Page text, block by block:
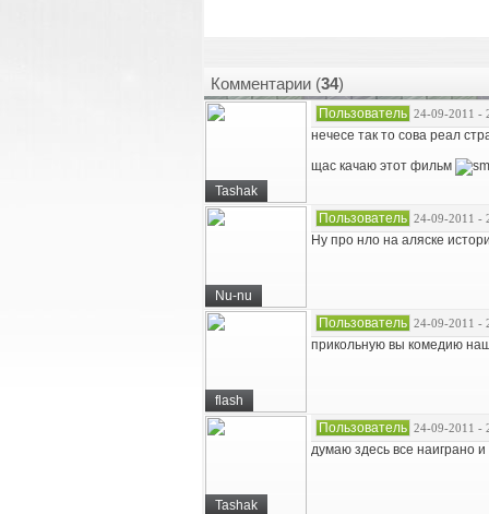
Комментарии (34)
Tashak
Пользователь 24-09-2011 -
нечесе так то сова реал
щас качаю этот фильм
Nu-nu
Пользователь 24-09-2011 -
Ну про нло на аляске
flash
Пользователь 24-09-2011 -
прикольную вы комедию
Tashak
Пользователь 24-09-2011 -
думаю здесь все наиграно